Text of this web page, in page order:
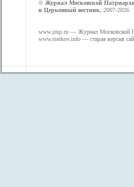
© Журнал Московской
и Церковный вестник , 2007-2026
www.jmp.ru — Журнал Московской
www.tserkov.info — старая версия